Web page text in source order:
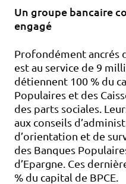
Un groupe bancaire
engagé
Profondément ancrés
est au service de 9
détiennent 100 % du
Populaires et des
des parts sociales.
aux conseils
d’orientation et de
des Banques
d’Epargne. Ces
% du capital de BPCE.